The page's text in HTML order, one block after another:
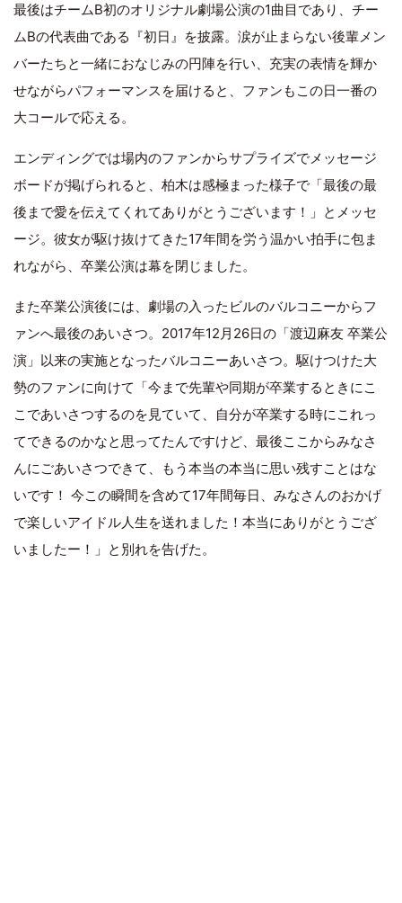
最後はチームB初のオリジナル劇場公演の1曲目であり、チー
ムBの代表曲である『初日』を披露。涙が止まらない後輩メン
バーたちと一緒におなじみの円陣を行い、充実の表情を輝か
せながらパフォーマンスを届けると、ファンもこの日一番の
大コールで応える。
エンディングでは場内のファンからサプライズでメッセージ
ボードが掲げられると、柏木は感極まった様子で「最後の最
後まで愛を伝えてくれてありがとうございます！」とメッセ
ージ。彼女が駆け抜けてきた17年間を労う温かい拍手に包ま
れながら、卒業公演は幕を閉じました。
また卒業公演後には、劇場の入ったビルのバルコニーからフ
ァンへ最後のあいさつ。2017年12月26日の「渡辺麻友 卒業公
演」以来の実施となったバルコニーあいさつ。駆けつけた大
勢のファンに向けて「今まで先輩や同期が卒業するときにこ
こであいさつするのを見ていて、自分が卒業する時にこれっ
てできるのかなと思ってたんですけど、最後ここからみなさ
んにごあいさつできて、もう本当の本当に思い残すことはな
いです！ 今この瞬間を含めて17年間毎日、みなさんのおかげ
で楽しいアイドル人生を送れました！本当にありがとうござ
いましたー！」と別れを告げた。